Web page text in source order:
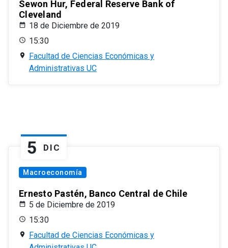
Sewon Hur, Federal Reserve Bank of
Cleveland
18 de Diciembre de 2019
15:30
Facultad de Ciencias Económicas y
Administrativas UC
5 DIC
Macroeconomía
Ernesto Pastén, Banco Central de Chile
5 de Diciembre de 2019
15:30
Facultad de Ciencias Económicas y